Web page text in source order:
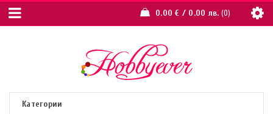
0.00€ / 0.00 лв. 0